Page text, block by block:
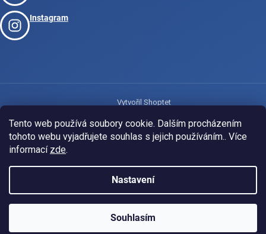
Tento web používá soubory cookie. Dalším procházením
tohoto webu vyjadřujete souhlas s jejich používáním.. Více
informací zde.
Nastavení
Souhlasím
Instagram
Vytvořil Shoptet
Copyright 2026www.josport.cz. Všechna práva vyhrazena.